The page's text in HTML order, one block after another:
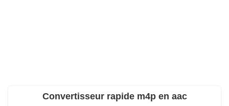
Convertisseur rapide m4p en aac